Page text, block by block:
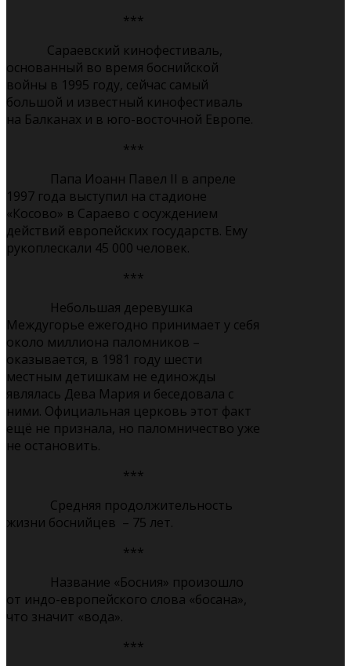
***
Сараевский кинофестиваль,
основанный во время боснийской
войны в 1995 году, сейчас самый
большой и известный кинофестиваль
на Балканах и в юго-восточной Европе.
***
Папа Иоанн Павел II в апреле
1997 года выступил на стадионе
«Косово» в Сараево с осуждением
действий европейских государств. Ему
рукоплескали 45 000 человек.
***
Небольшая деревушка
Междугорье ежегодно принимает у себя
около миллиона паломников –
оказывается, в 1981 году шести
местным детишкам не единожды
являлась Дева Мария и беседовала с
ними. Официальная церковь этот факт
ещё не признала, но паломничество уже
не остановить.
***
Средняя продолжительность
жизни боснийцев – 75 лет.
***
Название «Босния» произошло
от индо-европейского слова «босана»,
что значит «вода».
***